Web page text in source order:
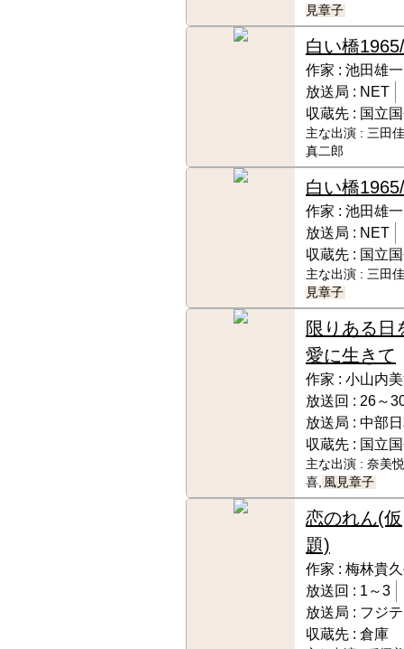
見章子
白い橋
作家 : 池田雄一
放送局 : NET
収蔵先 : 国立
主な出演 : 三田
真二郎
白い橋
作家 : 池田雄一
放送局 : NET
収蔵先 : 国立
主な出演 : 三田
見章子
限りある日
愛に生きて
作家 : 小山内
放送回 : 26～
放送局 : 中部
収蔵先 : 国立
主な出演 : 奈美
喜, 風見章子
恋のれん(仮
題)
作家 : 梅林貴
放送回 : 1～3
放送局 : フジ
収蔵先 : 倉庫